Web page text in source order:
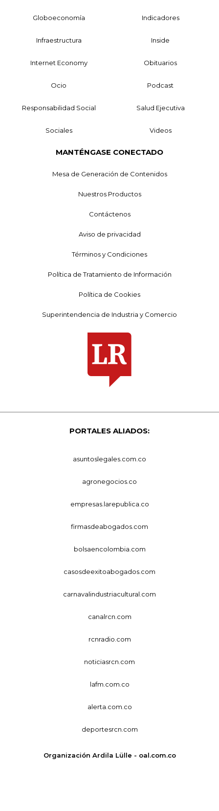
Globoeconomía Indicadores
Infraestructura Inside
Internet Economy Obituarios
Ocio Podcast
Responsabilidad Social Salud Ejecutiva
Sociales Videos
MANTÉNGASE CONECTADO
Mesa de Generación de Contenidos
Nuestros Productos
Contáctenos
Aviso de privacidad
Términos y Condiciones
Política de Tratamiento de Información
Política de Cookies
Superintendencia de Industria y Comercio
PORTALES ALIADOS:
asuntoslegales.com.co
agronegocios.co
empresas.larepublica.co
firmasdeabogados.com
bolsaencolombia.com
casosdeexitoabogados.com
carnavalindustriacultural.com
canalrcn.com
rcnradio.com
noticiasrcn.com
lafm.com.co
alerta.com.co
deportesrcn.com
Organización Ardila Lülle - oal.com.co